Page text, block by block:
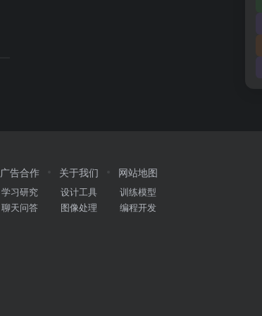
广告合作
学习研究
聊天问答
关于我们
设计工具
图像处理
网站地图
训练模型
编程开发